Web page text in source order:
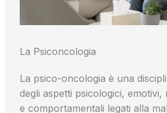
La Psiconcologia
La psico-oncologia è una
degli aspetti psicologici, emotivi,
e comportamentali legati alla